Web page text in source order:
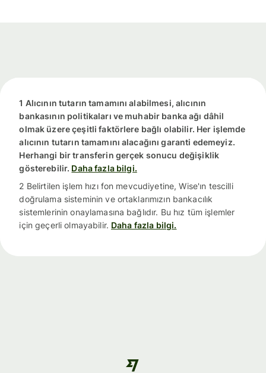
1 Alıcının tutarın tamamını alabilmesi, alıcının
bankasının politikaları ve muhabir banka ağı dâhil
olmak üzere çeşitli faktörlere bağlı olabilir. Her işlemde
alıcının tutarın tamamını alacağını garanti edemeyiz.
Herhangi bir transferin gerçek sonucu değişiklik
gösterebilir. Daha fazla bilgi.
2 Belirtilen işlem hızı fon mevcudiyetine, Wise'ın tescilli
doğrulama sisteminin ve ortaklarımızın bankacılık
sistemlerinin onaylamasına bağlıdır. Bu hız tüm işlemler
için geçerli olmayabilir. Daha fazla bilgi.